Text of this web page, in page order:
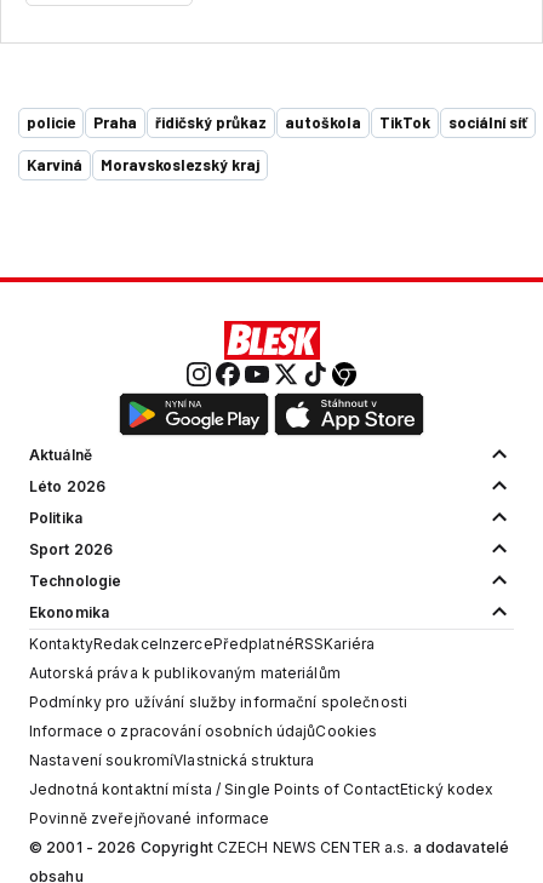
policie Praha řidičský průkaz autoškola TikTok sociální síť
Karviná Moravskoslezský kraj
Aktuálně
Léto 2026
Politika
Sport 2026
Technologie
Ekonomika
KontaktyRedakceInzercePředplatnéRSSKariéra
Autorská práva k publikovaným materiálům
Podmínky pro užívání služby informační společnosti
Informace o zpracování osobních údajůCookies
Nastavení soukromíVlastnická struktura
Jednotná kontaktní místa / Single Points of ContactEtický kodex
Povinně zveřejňované informace
© 2001 - 2026 Copyright CZECH NEWS CENTER a.s. a dodavatelé
obsahu